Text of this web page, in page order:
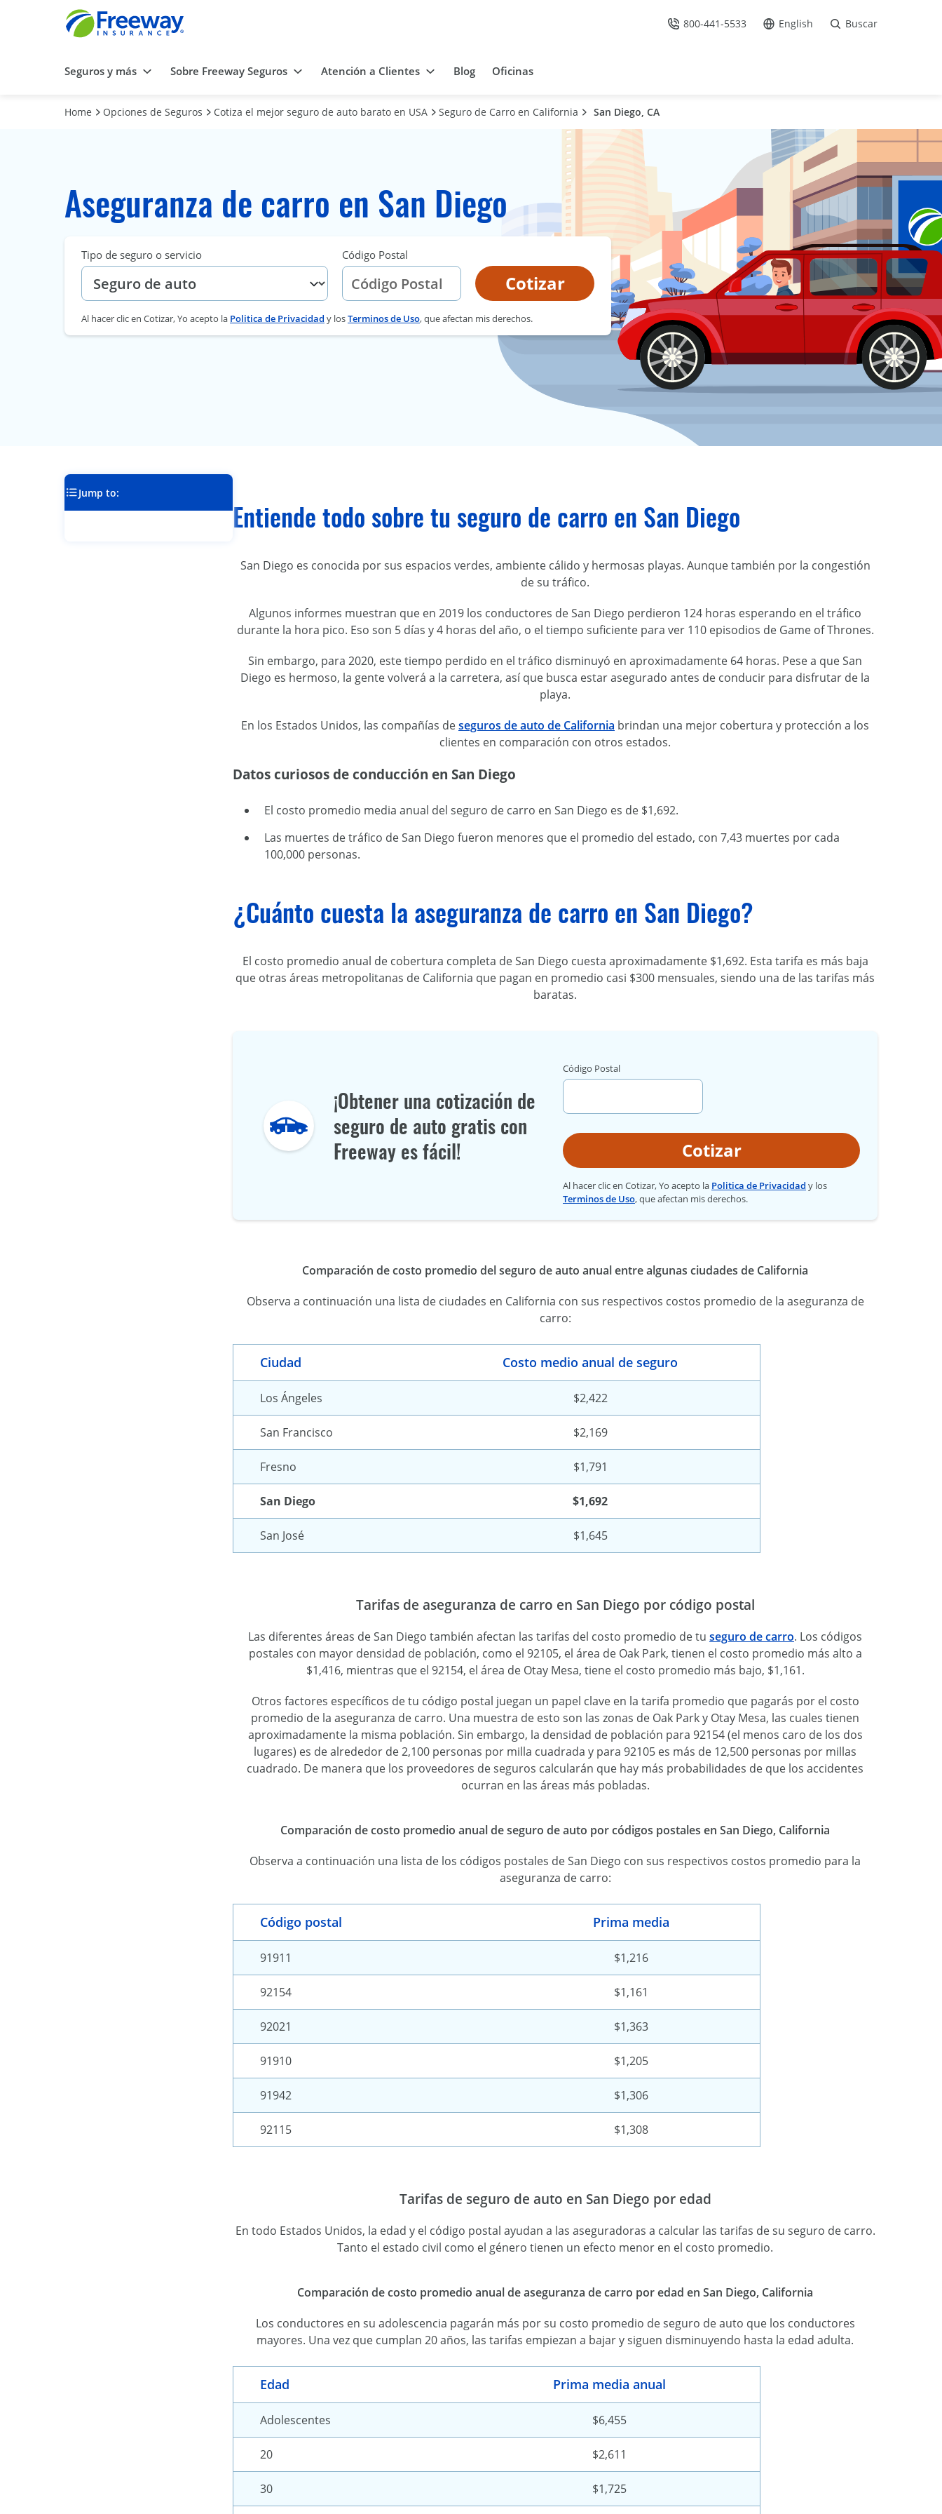
Llámenos
800-441-5533 Ir al sitio en Español /
English Buscar
Seguros y más Sobre Freeway Seguros Atención a Clientes Blog Oficinas
Home Opciones de Seguros Cotiza el mejor seguro de auto barato en USA Seguro de Carro en California San Diego, CA
Aseguranza de carro en San Diego
Tipo de seguro o servicio Código Postal
Cotizar
Al hacer clic en Cotizar, Yo acepto la Politica de Privacidad y losTerminos de Uso, que afectan mis derechos.
Jump to:
Entiende todo sobre tu seguro de carro en San Diego
San Diego es conocida por sus espacios verdes, ambiente cálido y hermosas playas. Aunque también por la congestión
de su tráfico.
Algunos informes muestran que en 2019 los conductores de San Diego perdieron 124 horas esperando en el tráfico
durante la hora pico. Eso son 5 días y 4 horas del año, o el tiempo suficiente para ver 110 episodios de Game of Thrones.
Sin embargo, para 2020, este tiempo perdido en el tráfico disminuyó en aproximadamente 64 horas. Pese a que San
Diego es hermoso, la gente volverá a la carretera, así que busca estar asegurado antes de conducir para disfrutar de la
playa.
En los Estados Unidos, las compañías deseguros de auto de California brindan una mejor cobertura y protección a los
clientes en comparación con otros estados.
Datos curiosos de conducción en San Diego
El costo promedio media anual del seguro de carro en San Diego es de $1,692.
Las muertes de tráfico de San Diego fueron menores que el promedio del estado, con 7,43 muertes por cada
100,000 personas.
¿Cuánto cuesta la aseguranza de carro en San Diego?
El costo promedio anual de cobertura completa de San Diego cuesta aproximadamente $1,692. Esta tarifa es más baja
que otras áreas metropolitanas de California que pagan en promedio casi $300 mensuales, siendo una de las tarifas más
baratas.
¡Obtener una cotización de
seguro de auto gratis con
Freeway es fácil!
Código Postal
Cotizar
Al hacer clic en Cotizar, Yo acepto la Politica de Privacidad y los
Terminos de Uso, que afectan mis derechos.
Comparación de costo promedio del seguro de auto anual entre algunas ciudades de California
Observa a continuación una lista de ciudades en California con sus respectivos costos promedio de la aseguranza de
carro:
Ciudad Costo medio anual de seguro
Los Ángeles $2,422
San Francisco $2,169
Fresno $1,791
San Diego $1,692
San José $1,645
Tarifas de aseguranza de carro en San Diego por código postal
Las diferentes áreas de San Diego también afectan las tarifas del costo promedio de tu seguro de carro. Los códigos
postales con mayor densidad de población, como el 92105, el área de Oak Park, tienen el costo promedio más alto a
$1,416, mientras que el 92154, el área de Otay Mesa, tiene el costo promedio más bajo, $1,161.
Otros factores específicos de tu código postal juegan un papel clave en la tarifa promedio que pagarás por el costo
promedio de la aseguranza de carro. Una muestra de esto son las zonas de Oak Park y Otay Mesa, las cuales tienen
aproximadamente la misma población. Sin embargo, la densidad de población para 92154 (el menos caro de los dos
lugares) es de alrededor de 2,100 personas por milla cuadrada y para 92105 es más de 12,500 personas por millas
cuadrado. De manera que los proveedores de seguros calcularán que hay más probabilidades de que los accidentes
ocurran en las áreas más pobladas.
Comparación de costo promedio anual de seguro de auto por códigos postales en San Diego, California
Observa a continuación una lista de los códigos postales de San Diego con sus respectivos costos promedio para la
aseguranza de carro:
Código postal Prima media
91911 $1,216
92154 $1,161
92021 $1,363
91910 $1,205
91942 $1,306
92115 $1,308
Tarifas de seguro de auto en San Diego por edad
En todo Estados Unidos, la edad y el código postal ayudan a las aseguradoras a calcular las tarifas de su seguro de carro.
Tanto el estado civil como el género tienen un efecto menor en el costo promedio.
Comparación de costo promedio anual de aseguranza de carro por edad en San Diego, California
Los conductores en su adolescencia pagarán más por su costo promedio de seguro de auto que los conductores
mayores. Una vez que cumplan 20 años, las tarifas empiezan a bajar y siguen disminuyendo hasta la edad adulta.
Edad Prima media anual
Adolescentes $6,455
20 $2,611
30 $1,725